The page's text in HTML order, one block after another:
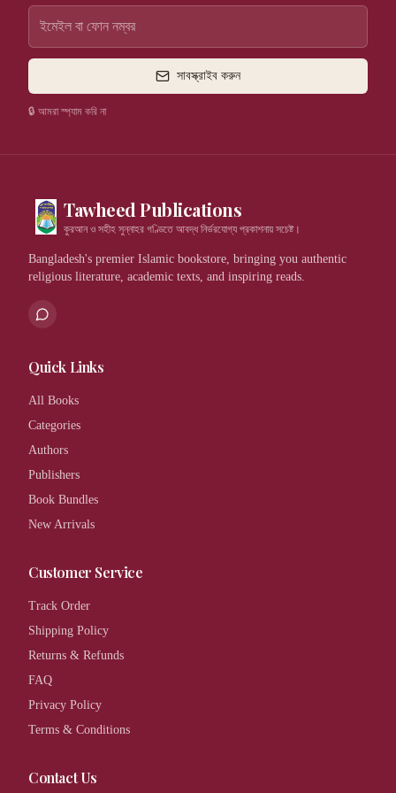
সাবস্ক্রাইব করুন
🔒 আমরা স্প্যাম করি না
Tawheed Publications
কুরআন ও সহীহ সুন্নাহর গণ্ডিতে আবদ্ধ নির্ভরযোগ্য প্রকাশনায় সচেষ্ট।
Bangladesh's premier Islamic bookstore, bringing you authentic
religious literature, academic texts, and inspiring reads.
Quick Links
All Books
Categories
Authors
Publishers
Book Bundles
New Arrivals
Customer Service
Track Order
Shipping Policy
Returns & Refunds
FAQ
Privacy Policy
Terms & Conditions
Contact Us